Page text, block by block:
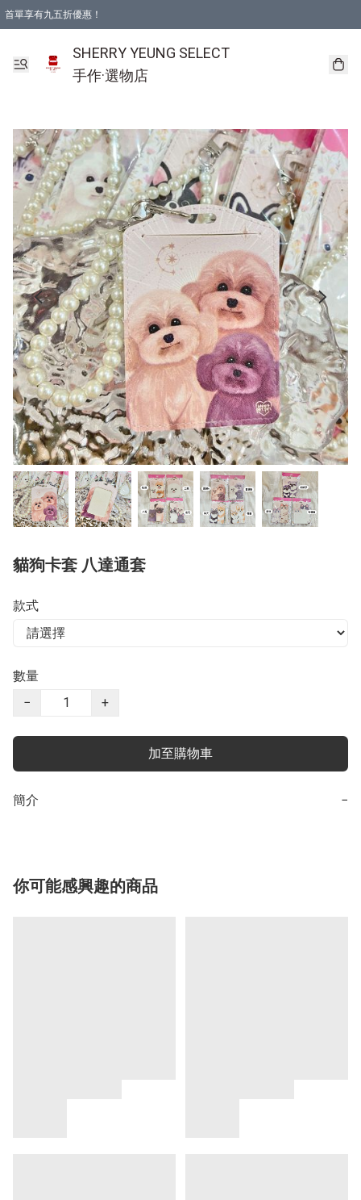
首單享有九五折優惠！
SHERRY YEUNG SELECT
手作·選物店
貓狗卡套 八達通套
款式
數量
−
+
加至購物車
簡介 −
你可能感興趣的商品